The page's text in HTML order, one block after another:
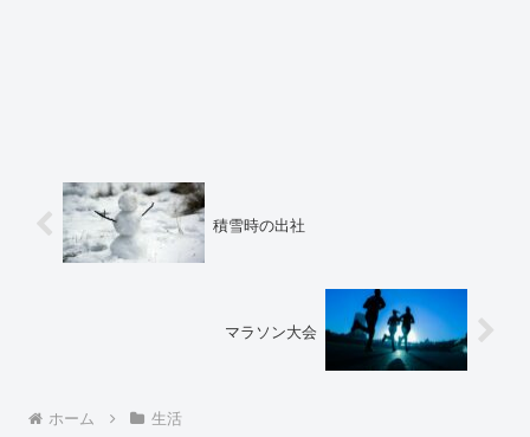
積雪時の出社
マラソン大会
ホーム 生活